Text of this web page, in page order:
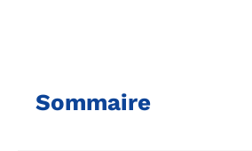
Sommaire